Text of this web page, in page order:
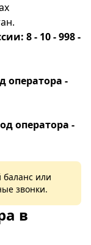
8 - 10 - 998 -
оператора -
оператора -
баланс или
звонки.
в